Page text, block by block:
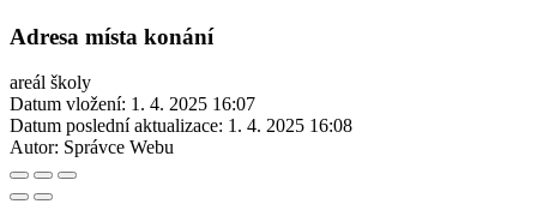
Adresa místa konání
areál školy
Datum vložení: 1. 4. 2025 16:07
Datum poslední aktualizace: 1. 4. 2025 16:08
Autor: Správce Webu